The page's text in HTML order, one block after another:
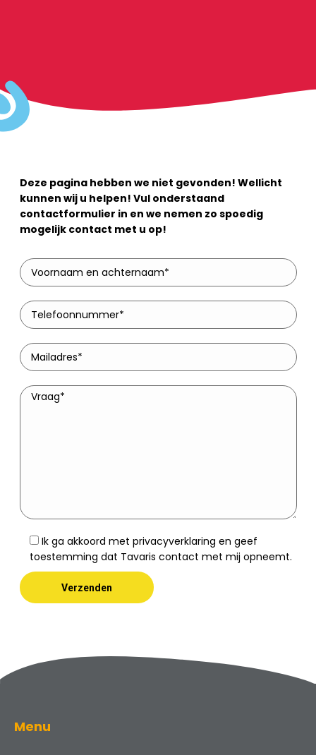
Deze pagina hebben we niet gevonden! Wellicht
kunnen wij u helpen! Vul onderstaand
contactformulier in en we nemen zo spoedig
mogelijk contact met u op!
Ik ga akkoord met privacyverklaring en geef
toestemming dat Tavaris contact met mij opneemt.
Menu